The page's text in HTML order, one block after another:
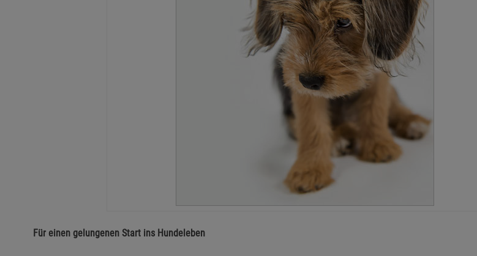
Für einen gelungenen Start ins Hundeleben